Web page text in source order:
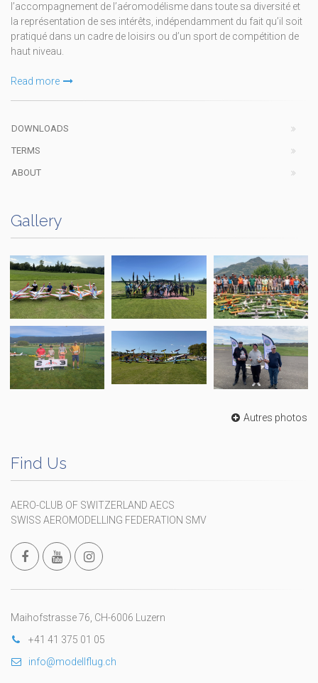
l’accompagnement de l’aéromodélisme dans toute sa diversité et
la représentation de ses intérêts, indépendamment du fait qu’il soit
pratiqué dans un cadre de loisirs ou d’un sport de compétition de
haut niveau.
Read more
DOWNLOADS
TERMS
ABOUT
Gallery
Autres photos
Find Us
AERO-CLUB OF SWITZERLAND AECS
SWISS AEROMODELLING FEDERATION SMV
Maihofstrasse 76, CH-6006 Luzern
+41 41 375 01 05
info@modellflug.ch